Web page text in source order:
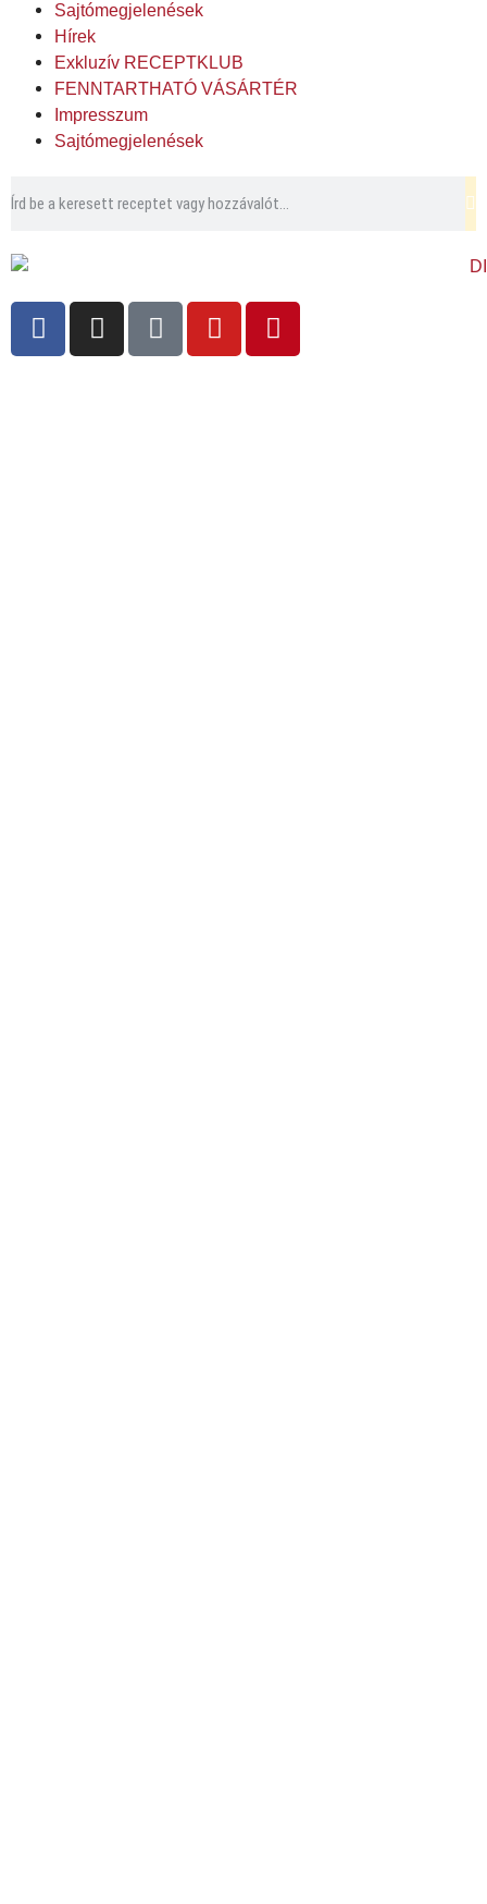
Sajtómegjelenések
Hírek
Exkluzív RECEPTKLUB
FENNTARTHATÓ VÁSÁRTÉR
Impresszum
Sajtómegjelenések